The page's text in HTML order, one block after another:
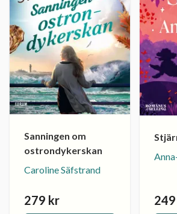
Sanningen om
ostrondykerskan
Caroline Säfstrand
279 kr